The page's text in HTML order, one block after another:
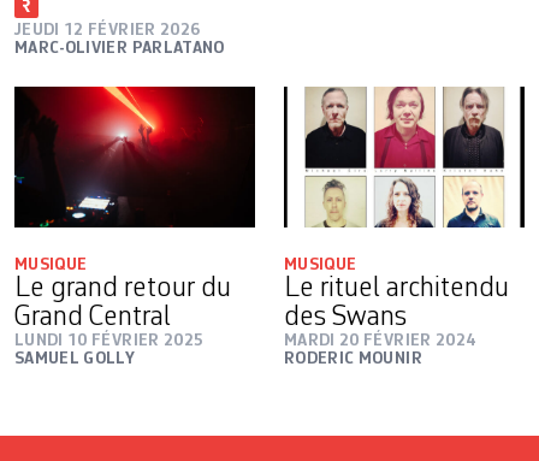
JEUDI 12 FÉVRIER 2026
MARC-OLIVIER PARLATANO
MUSIQUE
Le grand retour du
Grand Central
LUNDI 10 FÉVRIER 2025
SAMUEL GOLLY
MUSIQUE
Le rituel architendu
des Swans
MARDI 20 FÉVRIER 2024
RODERIC MOUNIR